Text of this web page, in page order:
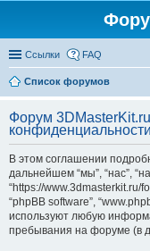
Ссылки FAQ
Список форумов
Форум
конфиденциальности
В этом соглашении
дальнейшем “мы”, “нас”,
“https://www.3dmasterkit.ru/
“phpBB software”,
используют любую
пребывания на форуме (в